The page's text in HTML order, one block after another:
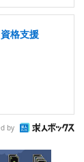
格支援
by